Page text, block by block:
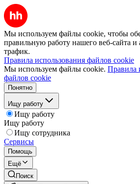
Мы используем файлы cookie, чтобы
правильную работу нашего веб-сайта и
трафик.
Правила использования файлов cookie
Мы используем файлы cookie. Правила
файлов cookie
Понятно
Ищу работу
Ищу работу
Ищу работу
Ищу сотрудника
Сервисы
Помощь
Ещё
Поиск